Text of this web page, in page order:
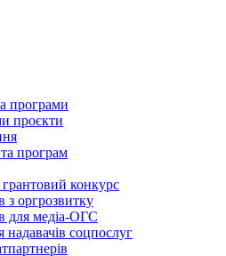
програми
проєкти
програм
конкурс
з оргрозвитку
для медіа-ОГС
надавачів соцпослуг